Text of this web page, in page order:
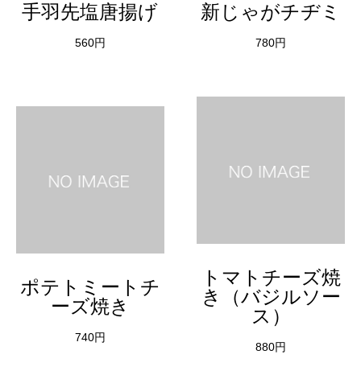
手羽先塩唐揚げ
560円
新じゃがチヂミ
780円
ポテトミートチ
ーズ焼き
740円
トマトチーズ焼
き（バジルソー
ス）
880円